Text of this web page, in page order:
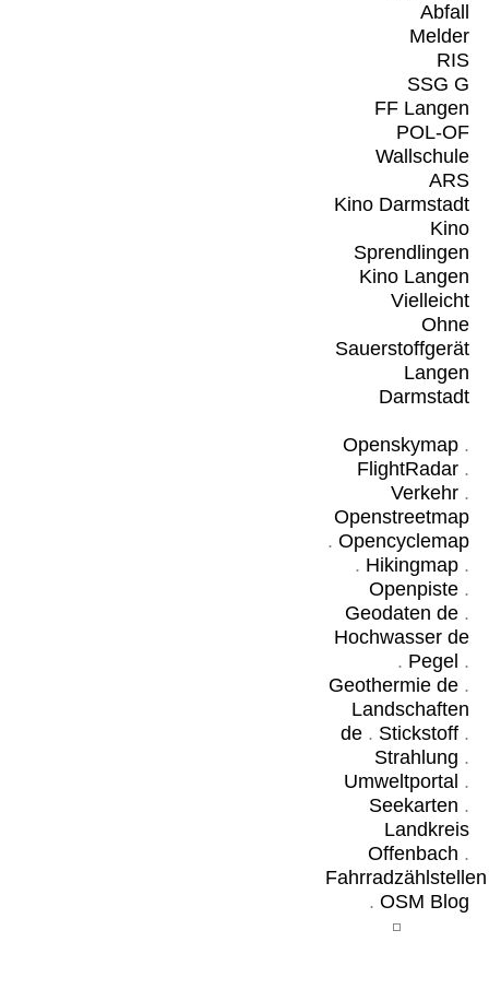
Abfall
Melder
RIS
SSG G
FF Langen
POL-OF
Wallschule
ARS
Kino Darmstadt
Kino
Sprendlingen
Kino Langen
Vielleicht
Ohne
Sauerstoffgerät
Langen
Darmstadt
Openskymap.
FlightRadar.
Verkehr.
Openstreetmap
. Opencyclemap
. Hikingmap.
Openpiste.
Geodaten de.
Hochwasser de
. Pegel .
Geothermie de.
Landschaften
de. Stickstoff.
Strahlung .
Umweltportal .
Seekarten .
Landkreis
Offenbach .
Fahrradzählstellen
. OSM Blog